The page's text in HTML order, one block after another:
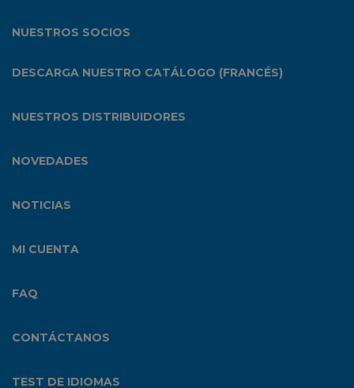
NUESTROS SOCIOS
DESCARGA NUESTRO CATÁLOGO (FRANCÉS)
NUESTROS DISTRIBUIDORES
NOVEDADES
NOTICIAS
MI CUENTA
FAQ
CONTÁCTANOS
TEST DE IDIOMAS